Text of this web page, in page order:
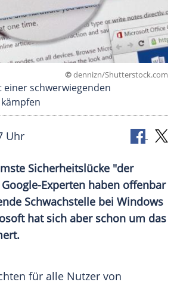
©dennizn/Shutterstock.com
schwerwiegenden
Uhr
Sicherheitslücke "der
Experten haben offenbar
Schwachstelle bei Windows
hat sich aber schon um das
für alle Nutzer von